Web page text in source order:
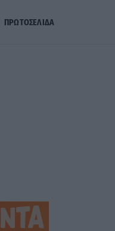
ΠΡΩΤΟΣΈΛΙΔΑ